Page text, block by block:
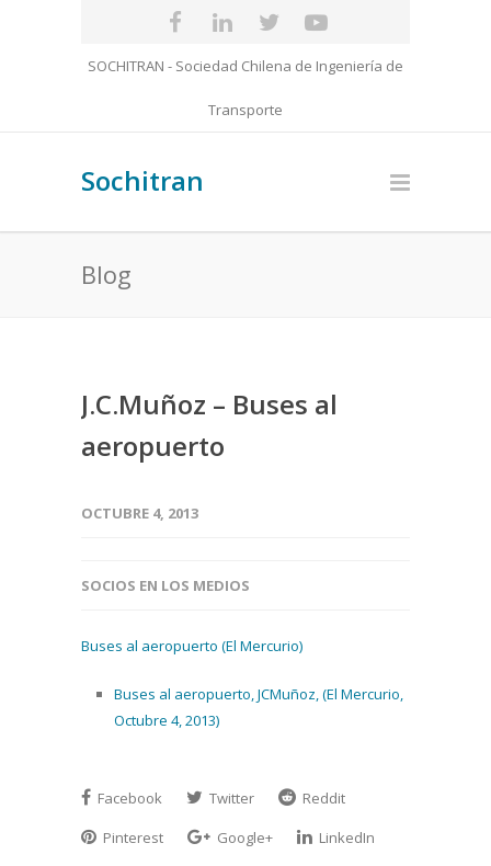
SOCHITRAN - Sociedad Chilena de Ingeniería de
Transporte
Sochitran
Blog
J.C.Muñoz – Buses al
aeropuerto
OCTUBRE 4, 2013
SOCIOS EN LOS MEDIOS
Buses al aeropuerto (El Mercurio)
Buses al aeropuerto, JCMuñoz, (El Mercurio,
Octubre 4, 2013)
Facebook Twitter
Reddit
Pinterest
Google+
LinkedIn